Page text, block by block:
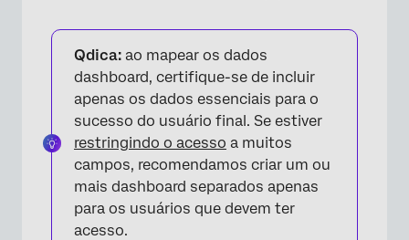
Qdica: ao mapear os dados
dashboard, certifique-se de incluir
apenas os dados essenciais para o
sucesso do usuário final. Se estiver
restringindo o acesso a muitos
campos, recomendamos criar um ou
mais dashboard separados apenas
para os usuários que devem ter
acesso.